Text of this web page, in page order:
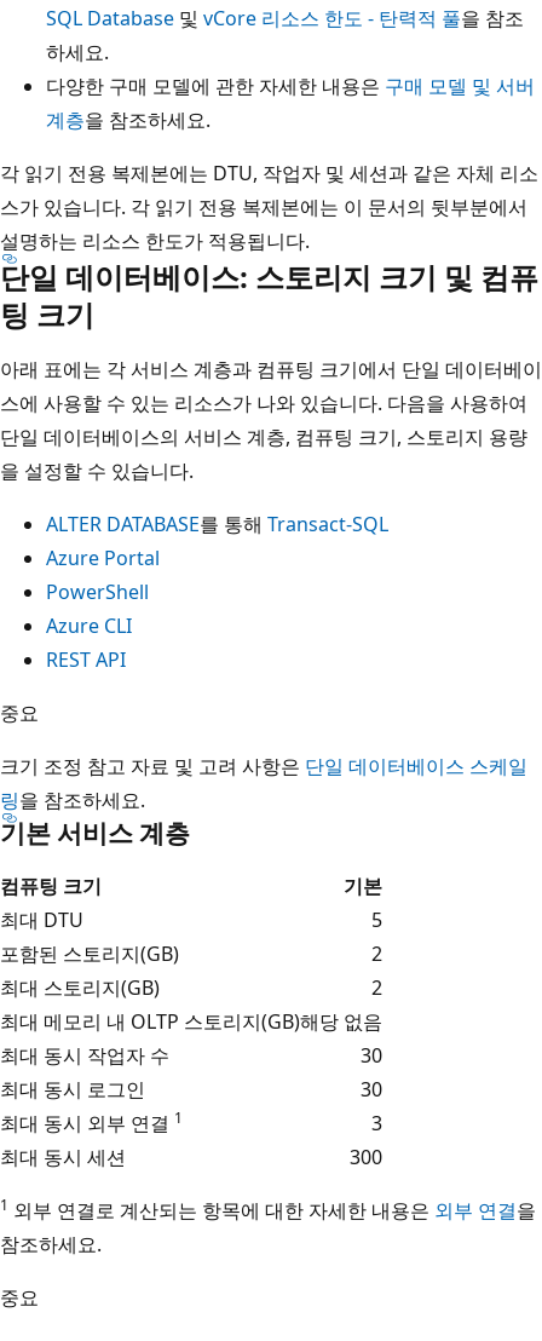
SQL Database 및 vCore 리소스 한도 - 탄력적 풀을 참조
하세요.
다양한 구매 모델에 관한 자세한 내용은 구매 모델 및 서버
계층을 참조하세요.
각 읽기 전용 복제본에는 DTU, 작업자 및 세션과 같은 자체 리소
스가 있습니다. 각 읽기 전용 복제본에는 이 문서의 뒷부분에서
설명하는 리소스 한도가 적용됩니다.
단일 데이터베이스: 스토리지 크기 및 컴퓨
팅 크기
아래 표에는 각 서비스 계층과 컴퓨팅 크기에서 단일 데이터베이
스에 사용할 수 있는 리소스가 나와 있습니다. 다음을 사용하여
단일 데이터베이스의 서비스 계층, 컴퓨팅 크기, 스토리지 용량
을 설정할 수 있습니다.
ALTER DATABASE를 통해 Transact-SQL
Azure Portal
PowerShell
Azure CLI
REST API
중요
크기 조정 참고 자료 및 고려 사항은 단일 데이터베이스 스케일
링을 참조하세요.
기본 서비스 계층
컴퓨팅 크기
기본
최대 DTU
5
포함된 스토리지(GB)
2
최대 스토리지(GB)
2
최대 메모리 내 OLTP 스토리지(GB)해당 없음
최대 동시 작업자 수
30
최대 동시 로그인
30
최대 동시 외부 연결 1
3
최대 동시 세션
300
1 외부 연결로 계산되는 항목에 대한 자세한 내용은 외부 연결을
참조하세요.
중요